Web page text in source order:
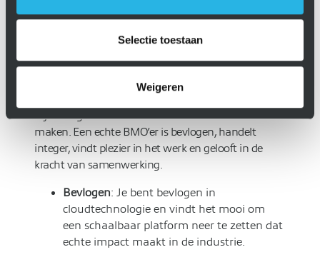
Selectie toestaan
Weigeren
Ben jij een echte BMO’er?
Bij BMO geloven we dat onze mensen het verschil
maken. Een echte BMO’er is bevlogen, handelt
integer, vindt plezier in het werk en gelooft in de
kracht van samenwerking.
Bevlogen: Je bent bevlogen in
cloudtechnologie en vindt het mooi om
een schaalbaar platform neer te zetten dat
echte impact maakt in de industrie.